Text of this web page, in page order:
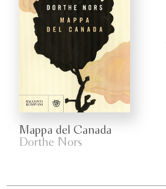
Mappa del Canada
Dorthe Nors